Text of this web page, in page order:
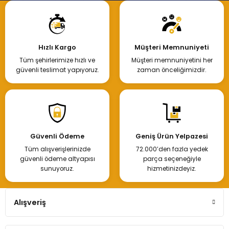
Hızlı Kargo
Tüm şehirlerimize hızlı ve
güvenli teslimat yapıyoruz.
Müşteri Memnuniyeti
Müşteri memnuniyetini her
zaman önceliğimizdir.
Güvenli Ödeme
Tüm alışverişlerinizde
güvenli ödeme altyapısı
sunuyoruz.
Geniş Ürün Yelpazesi
72.000’den fazla yedek
parça seçeneğiyle
hizmetinizdeyiz.
Alışveriş